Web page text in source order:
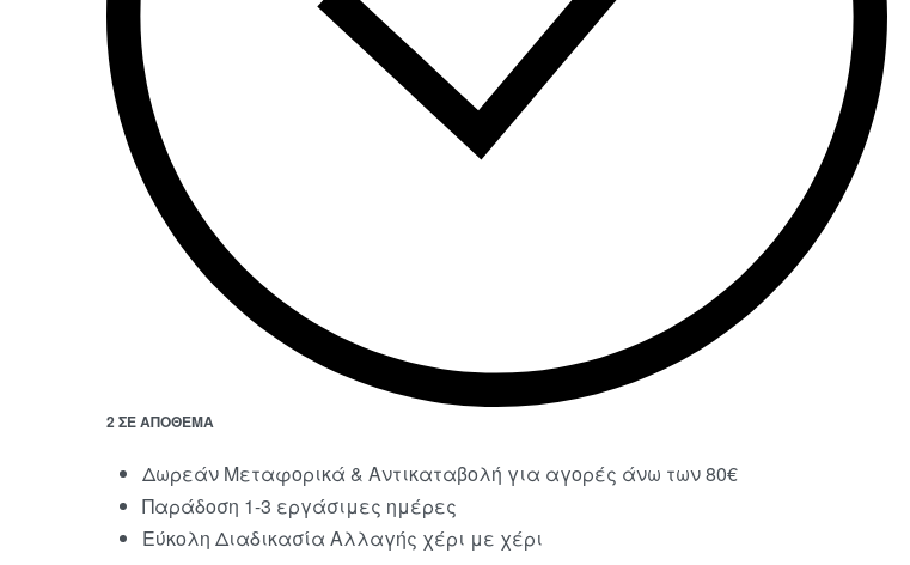
2 ΣΕ ΑΠΌΘΕΜΑ
Δωρεάν Μεταφορικά & Αντικαταβολή για αγορές άνω των 80€
Παράδοση 1-3 εργάσιμες ημέρες
Εύκολη Διαδικασία Αλλαγής χέρι με χέρι